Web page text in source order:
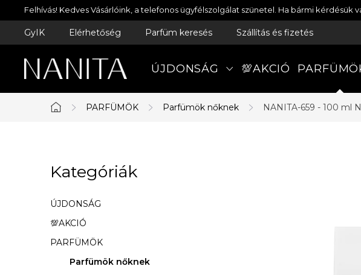
Ugrás
a
Felhívás! Kedves Vásárlóink, a telefonos ügyfélszolgálat szünetel. Ha bármi
GyIK Elérhetőség Parfüm keresés Szállítás és fizetés
ÚJDONSÁG 💯AKCIÓ
Kezdőlap
PARFÜMÖK Parfümök nőknek NANITA-659 - 100 ml
l
d
a
l
Kategóriák
átugrása
Kategóriák
ÚJDONSÁG
💯AKCIÓ
PARFÜMÖK
Parfümök nőknek